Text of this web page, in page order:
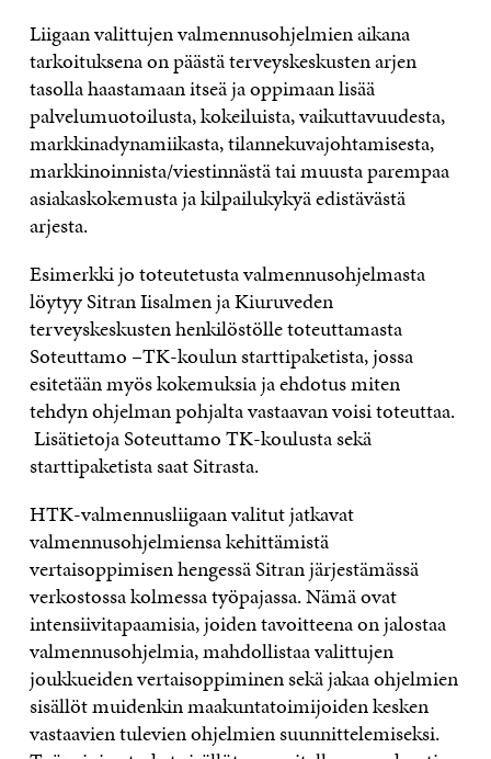
Liigaan valittujen valmennusohjelmien aikana
tarkoituksena on päästä terveyskeskusten arjen
tasolla haastamaan itseä ja oppimaan lisää
palvelumuotoilusta, kokeiluista, vaikuttavuudesta,
markkinadynamiikasta, tilannekuvajohtamisesta,
markkinoinnista/viestinnästä tai muusta parempaa
asiakaskokemusta ja kilpailukykyä edistävästä
arjesta.
Esimerkki jo toteutetusta valmennusohjelmasta
löytyy Sitran Iisalmen ja Kiuruveden
terveyskeskusten henkilöstölle toteuttamasta
Soteuttamo –TK-koulun starttipaketista, jossa
esitetään myös kokemuksia ja ehdotus miten
tehdyn ohjelman pohjalta vastaavan voisi toteuttaa.
Lisätietoja Soteuttamo TK-koulusta sekä
starttipaketista saat Sitrasta.
HTK-valmennusliigaan valitut jatkavat
valmennusohjelmiensa kehittämistä
vertaisoppimisen hengessä Sitran järjestämässä
verkostossa kolmessa työpajassa. Nämä ovat
intensiivitapaamisia, joiden tavoitteena on jalostaa
valmennusohjelmia, mahdollistaa valittujen
joukkueiden vertaisoppiminen sekä jakaa ohjelmien
sisällöt muidenkin maakuntatoimijoiden kesken
vastaavien tulevien ohjelmien suunnittelemiseksi.